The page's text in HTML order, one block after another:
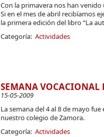
Con la primavera nos han
Si en el mes de abril recibíamos
la primera edición del libro “La
Categoría: Actividades
SEMANA VOCACIONAL
15-05-2009
La semana del 4 al 8 de mayo
nuestro colegio de Zamora.
Categoría: Actividades